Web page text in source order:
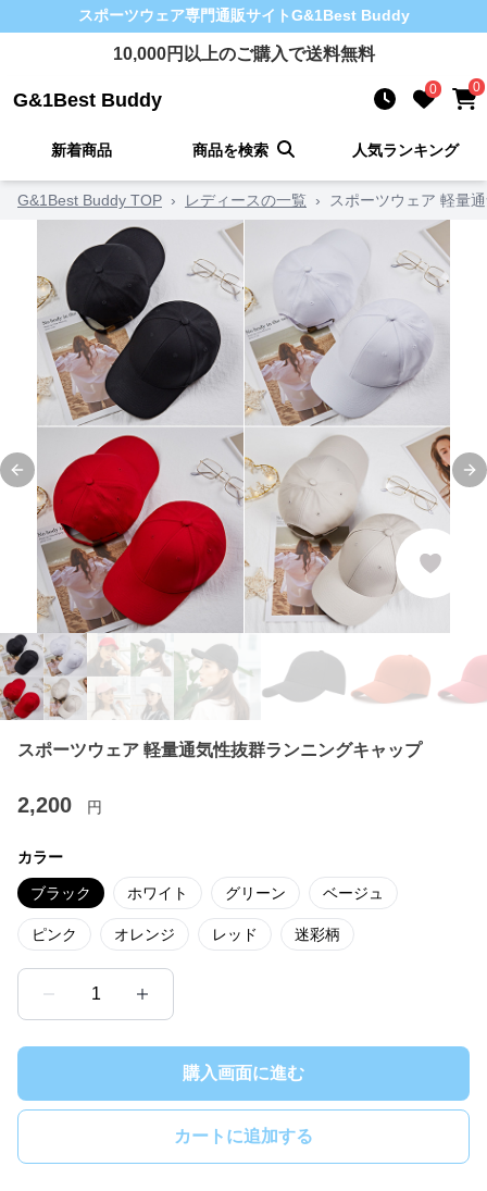
スポーツウェア専門通販サイトG&1Best Buddy
10,000円以上のご購入で送料無料
G&1Best Buddy 0 0
新着商品 商品を検索 人気ランキング
G&1Best Buddy TOP › レディースの一覧 › スポーツウェア 軽量
Previous slide
スポーツウェア 軽量通気性抜群ランニングキャップ
2,200 円
カラー
ブラック ホワイト グリーン ベージュ
ピンク オレンジ レッド 迷彩柄
1
購入画面に進む
カートに追加する